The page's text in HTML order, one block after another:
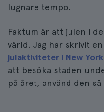
lugnare tempo.
Faktum är att julen i
värld. Jag har skrivit
julaktiviteter i New
att besöka staden
på året, använd den